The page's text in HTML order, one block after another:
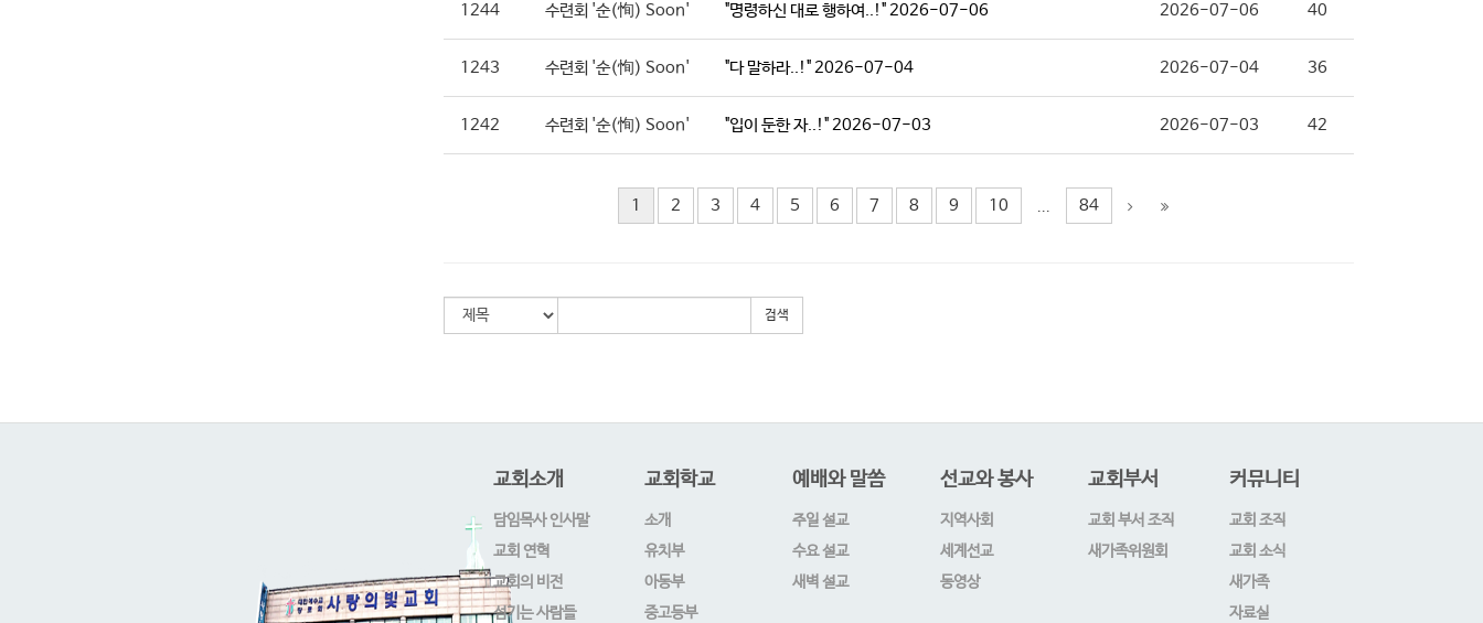
1244 수련회 '순(恂) Soon' "명령하신 대로 행하여..!" 2026-07-06 2026-07-06 40
1243 수련회 '순(恂) Soon' "다 말하라..!" 2026-07-04 2026-07-04 36
1242 수련회 '순(恂) Soon' "입이 둔한 자..!" 2026-07-03 2026-07-03 42
1 2 3 4 5 6 7 8 9 10 ... 84
검색
교회소개
담임목사 인사말
교회 연혁
교회의 비전
섬기는 사람들
교회학교
소개
유치부
아동부
중고등부
예배와 말씀
주일 설교
수요 설교
새벽 설교
선교와 봉사
지역사회
세계선교
동영상
교회부서
교회 부서 조직
새가족위원회
커뮤니티
교회 조직
교회 소식
새가족
자료실